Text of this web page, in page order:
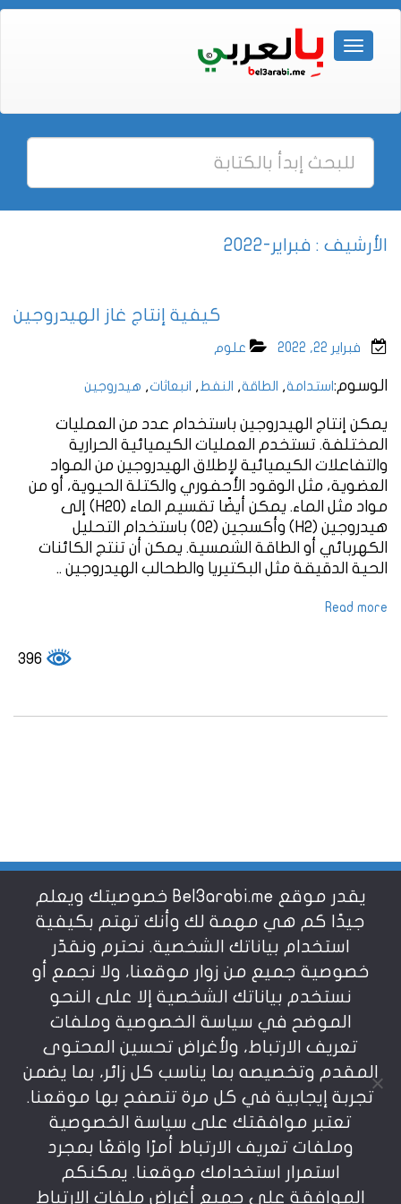
الأرشيف : فبراير-2022
كيفية إنتاج غاز الهيدروجين
فبراير 22, 2022 علوم
الوسوم: استدامة, الطاقة, النفط , انبعاثات, هيدروجين
يمكن إنتاج الهيدروجين باستخدام عدد من العمليات
المختلفة. تستخدم العمليات الكيميائية الحرارية
والتفاعلات الكيميائية لإطلاق الهيدروجين من المواد
العضوية، مثل الوقود الأحفوري والكتلة الحيوية، أو من
مواد مثل الماء. يمكن أيضًا تقسيم الماء (H2O) إلى
هيدروجين (H2) وأكسجين (O2) باستخدام التحليل
الكهربائي أو الطاقة الشمسية. يمكن أن تنتج الكائنات
الحية الدقيقة مثل البكتيريا والطحالب الهيدروجين ..
Read more
شروط الاستخدام
سياسة الخصوصية
عن بالعربي
يمنع نسخ أو إعادة استخدام المواد المنشورة على
موقعنا تحت طائلة المسؤولية، إن أي استخدام أو إعادة
يقدر موقع Bel3arabi.me خصوصيتك ويعلم
جيدًا كم هي مهمة لك وأنك تهتم بكيفية
استخدام بياناتك الشخصية. نحترم ونقدّر
خصوصية جميع من زوار موقعنا، ولا نجمع أو
نستخدم بياناتك الشخصية إلا على النحو
الموضح في سياسة الخصوصية وملفات
تعريف الارتباط، ولأغراض تحسين المحتوى
المقدم وتخصيصه بما يناسب كل زائر، بما يضمن
تجربة إيجابية في كل مرة تتصفح بها موقعنا.
تعتبر موافقتك على سياسة الخصوصية
وملفات تعريف الارتباط أمرًا واقعًا بمجرد
استمرار استخدامك موقعنا. يمكنكم
الموافقة على جميع أغراض ملفات الارتباط